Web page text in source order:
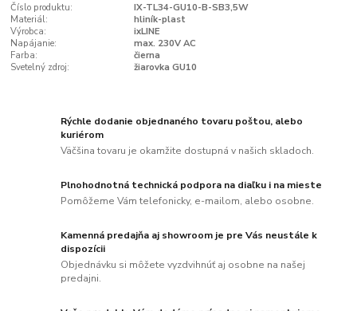
Číslo produktu:
IX-TL34-GU10-B-SB3,5W
Materiál:
hliník-plast
Výrobca:
ixLINE
Napájanie:
max. 230V AC
Farba:
čierna
Svetelný zdroj:
žiarovka GU10
Rýchle dodanie objednaného tovaru poštou, alebo
kuriérom
Väčšina tovaru je okamžite dostupná v našich skladoch.
Plnohodnotná technická podpora na diaľku i na mieste
Pomôžeme Vám telefonicky, e-mailom, alebo osobne.
Kamenná predajňa aj showroom je pre Vás neustále k
dispozícii
Objednávku si môžete vyzdvihnúť aj osobne na našej
predajni.